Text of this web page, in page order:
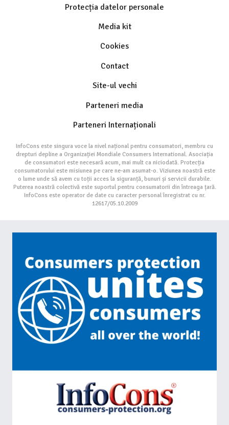
Protecția datelor personale
Media kit
Cookies
Contact
Site-ul vechi
Parteneri media
Parteneri Internaționali
InfoCons este singura voce la nivel național pentru consumatori, membru cu
drepturi depline a Organizației Mondiale Consumers International. Asociația
de consumatori este necesară acum, mai mult ca niciodată. Protecția
consumatorului este misiunea pe care ne-am asumat-o. Viziunea noastră este
o lume unde să avem cu toții acces la siguranță, bunuri și servicii durabile.
Puterea noastră colectivă este suportul pentru consumatorii din întreaga țară.
InfoCons este operator de date cu caracter personal înregistrat cu nr.
12617/05.10.2009